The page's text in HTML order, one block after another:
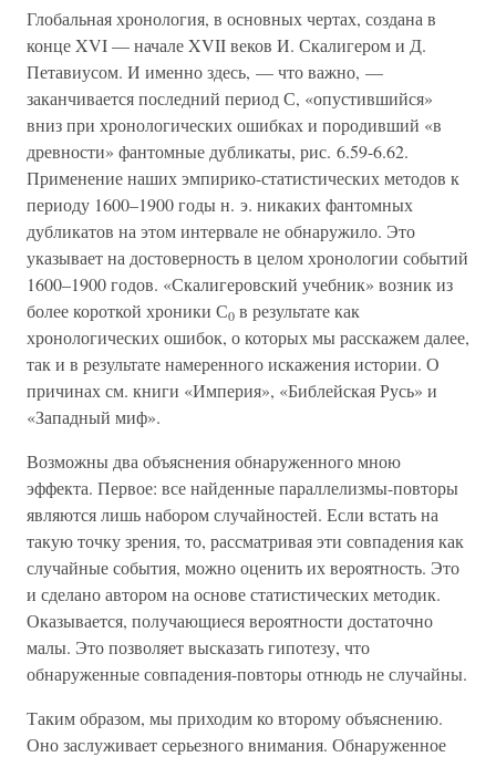
Глобальная хронология, в основных чертах, создана в
конце XVI — начале XVII веков И. Скалигером и Д.
Петавиусом. И именно здесь, — что важно, —
заканчивается последний период С, «опустившийся»
вниз при хронологических ошибках и породивший «в
древности» фантомные дубликаты, рис. 6.59-6.62.
Применение наших эмпирико-статистических методов к
периоду 1600–1900 годы н. э. никаких фантомных
дубликатов на этом интервале не обнаружило. Это
указывает на достоверность в целом хронологии событий
1600–1900 годов. «Скалигеровский учебник» возник из
более короткой хроники С0 в результате как
хронологических ошибок, о которых мы расскажем далее,
так и в результате намеренного искажения истории. О
причинах см. книги «Империя», «Библейская Русь» и
«Западный миф».
Возможны два объяснения обнаруженного мною
эффекта. Первое: все найденные параллелизмы-повторы
являются лишь набором случайностей. Если встать на
такую точку зрения, то, рассматривая эти совпадения как
случайные события, можно оценить их вероятность. Это
и сделано автором на основе статистических методик.
Оказывается, получающиеся вероятности достаточно
малы. Это позволяет высказать гипотезу, что
обнаруженные совпадения-повторы отнюдь не случайны.
Таким образом, мы приходим ко второму объяснению.
Оно заслуживает серьезного внимания. Обнаруженное